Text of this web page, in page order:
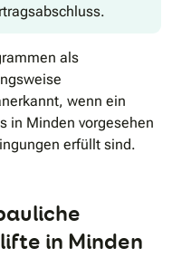
als
wenn ein
in Minden vorgesehen
erfüllt sind.
in Minden